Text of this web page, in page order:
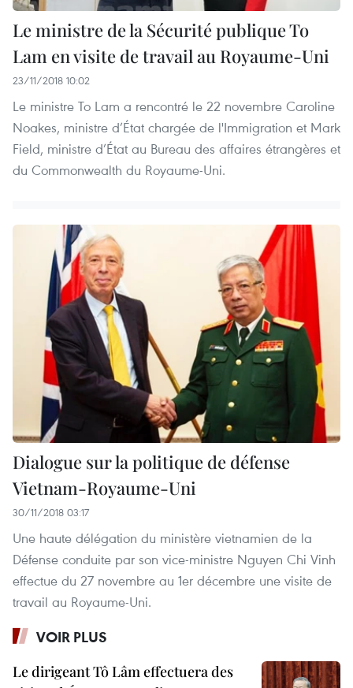
Le ministre de la Sécurité publique To
Lam en visite de travail au Royaume-Uni
23/11/2018 10:02
Le ministre To Lam a rencontré le 22 novembre Caroline
Noakes, ministre d’État chargée de l'Immigration et Mark
Field, ministre d’État au Bureau des affaires étrangères et
du Commonwealth du Royaume-Uni.
Dialogue sur la politique de défense
Vietnam-Royaume-Uni
30/11/2018 03:17
Une haute délégation du ministère vietnamien de la
Défense conduite par son vice-ministre Nguyen Chi Vinh
effectue du 27 novembre au 1er décembre une visite de
travail au Royaume-Uni.
VOIR PLUS
Le dirigeant Tô Lâm effectuera des